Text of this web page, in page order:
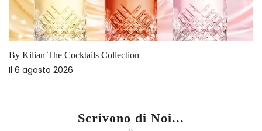
By Kilian The Cocktails Collection
Il 6 agosto 2026
Scrivono di Noi...